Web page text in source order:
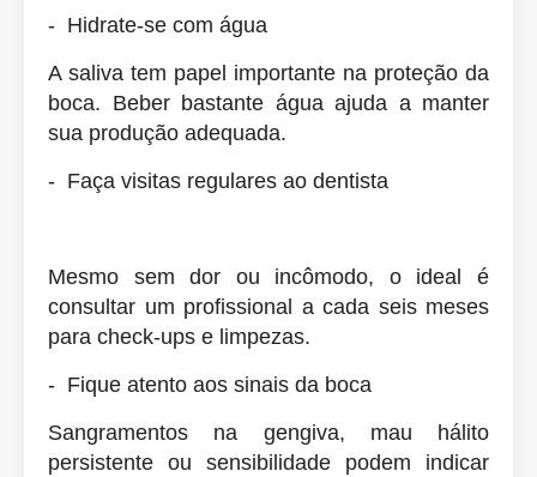
- Hidrate-se com água
A saliva tem papel importante na proteção da
boca. Beber bastante água ajuda a manter
sua produção adequada.
- Faça visitas regulares ao dentista
Mesmo sem dor ou incômodo, o ideal é
consultar um profissional a cada seis meses
para check-ups e limpezas.
- Fique atento aos sinais da boca
Sangramentos na gengiva, mau hálito
persistente ou sensibilidade podem indicar